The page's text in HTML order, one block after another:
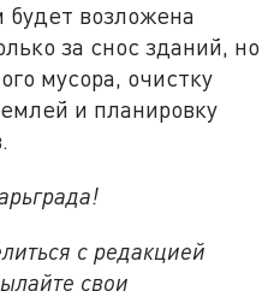
возложена
за снос зданий, но
мусора, очистку
и планировку
с редакцией
свои